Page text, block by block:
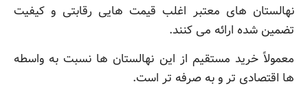
نهالستان های معتبر اغلب قیمت هایی رقابتی و کیفیت
تضمین شده ارائه می کنند.
معمولاً خرید مستقیم از این نهالستان ها نسبت به واسطه
ها اقتصادی تر و به صرفه تر است.